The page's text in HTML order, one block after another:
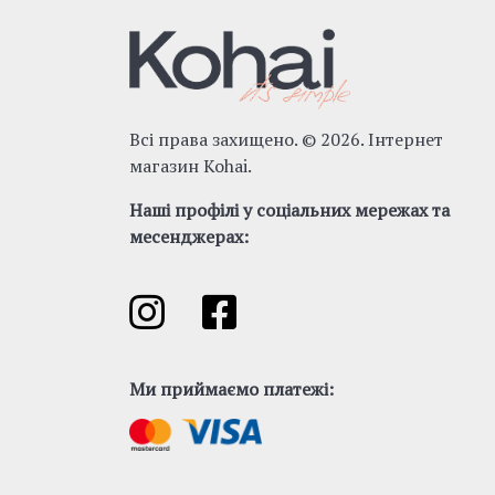
Всі права захищено. © 2026. Інтернет
магазин Kohai.
Наші профілі у соціальних мережах та
месенджерах:
Ми приймаємо платежі: